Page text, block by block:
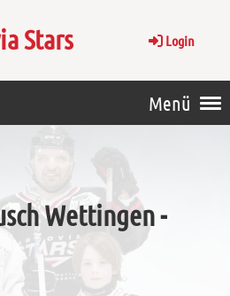
Stars Login
Menü
Wettingen -